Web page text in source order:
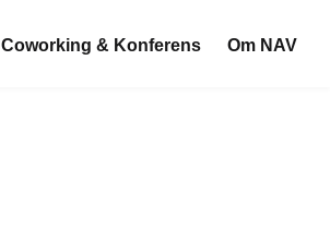
Coworking & Konferens Om NAV